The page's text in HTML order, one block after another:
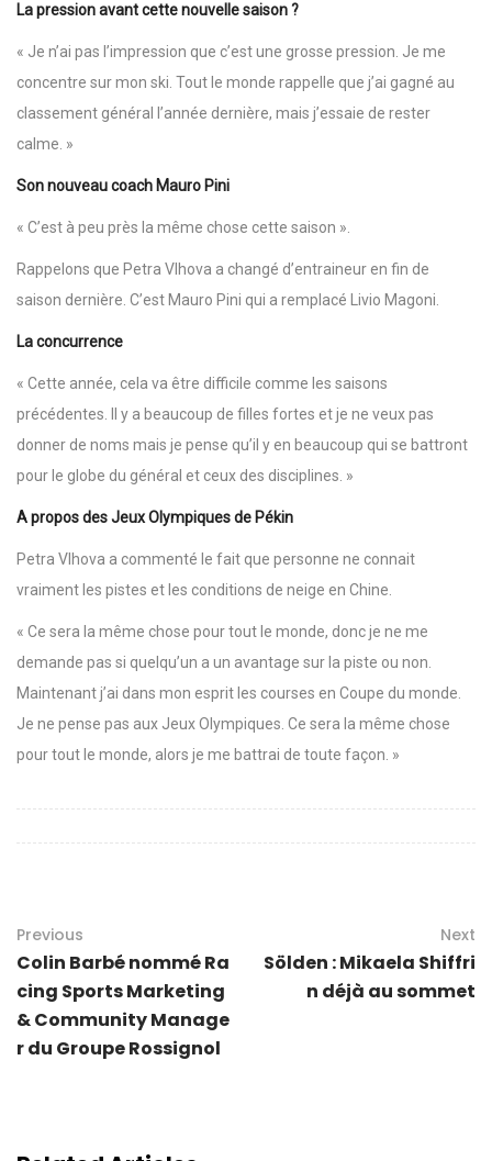
La pression avant cette nouvelle saison ?
« Je n’ai pas l’impression que c’est une grosse pression. Je me
concentre sur mon ski. Tout le monde rappelle que j’ai gagné au
classement général l’année dernière, mais j’essaie de rester
calme. »
Son nouveau coach Mauro Pini
« C’est à peu près la même chose cette saison ».
Rappelons que Petra Vlhova a changé d’entraineur en fin de
saison dernière. C’est Mauro Pini qui a remplacé Livio Magoni.
La concurrence
« Cette année, cela va être difficile comme les saisons
précédentes. Il y a beaucoup de filles fortes et je ne veux pas
donner de noms mais je pense qu’il y en beaucoup qui se battront
pour le globe du général et ceux des disciplines. »
A propos des Jeux Olympiques de Pékin
Petra Vlhova a commenté le fait que personne ne connait
vraiment les pistes et les conditions de neige en Chine.
« Ce sera la même chose pour tout le monde, donc je ne me
demande pas si quelqu’un a un avantage sur la piste ou non.
Maintenant j’ai dans mon esprit les courses en Coupe du monde.
Je ne pense pas aux Jeux Olympiques. Ce sera la même chose
pour tout le monde, alors je me battrai de toute façon. »
Previous
Colin Barbé nommé Ra
cing Sports Marketing
& Community Manage
r du Groupe Rossignol
Next
Sölden : Mikaela Shiffri
n déjà au sommet